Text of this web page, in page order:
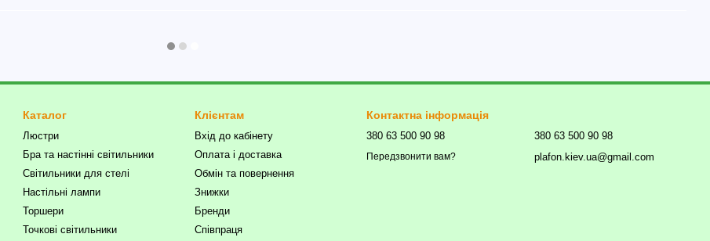
Каталог
Люстри
Бра та настінні світильники
Світильники для стелі
Настільні лампи
Торшери
Точкові світильники
Клієнтам
Вхід до кабінету
Оплата і доставка
Обмін та повернення
Знижки
Бренди
Співпраця
Контактна інформація
380 63 500 90 98
Передзвонити вам?
380 63 500 90 98
plafon.kiev.ua@gmail.com